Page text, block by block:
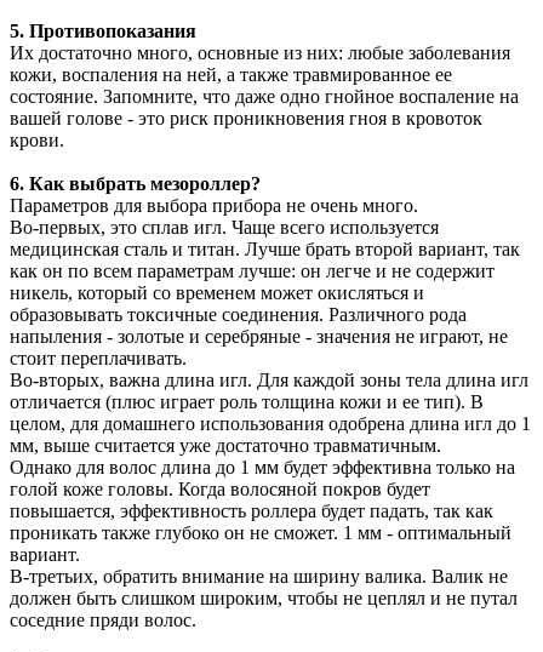
5. Противопоказания
Их достаточно много, основные из них: любые заболевания
кожи, воспаления на ней, а также травмированное ее
состояние. Запомните, что даже одно гнойное воспаление на
вашей голове - это риск проникновения гноя в кровоток
крови.
6. Как выбрать мезороллер?
Параметров для выбора прибора не очень много.
Во-первых, это сплав игл. Чаще всего используется
медицинская сталь и титан. Лучше брать второй вариант, так
как он по всем параметрам лучше: он легче и не содержит
никель, который со временем может окисляться и
образовывать токсичные соединения. Различного рода
напыления - золотые и серебряные - значения не играют, не
стоит переплачивать.
Во-вторых, важна длина игл. Для каждой зоны тела длина игл
отличается (плюс играет роль толщина кожи и ее тип). В
целом, для домашнего использования одобрена длина игл до 1
мм, выше считается уже достаточно травматичным.
Однако для волос длина до 1 мм будет эффективна только на
голой коже головы. Когда волосяной покров будет
повышается, эффективность роллера будет падать, так как
проникать также глубоко он не сможет. 1 мм - оптимальный
вариант.
В-третьих, обратить внимание на ширину валика. Валик не
должен быть слишком широким, чтобы не цеплял и не путал
соседние пряди волос.